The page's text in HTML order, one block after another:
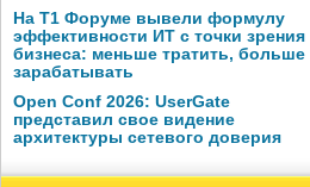
На Т1 Форуме вывели формулу
эффективности ИТ с точки зрения
бизнеса: меньше тратить, больше
зарабатывать
Open Conf 2026: UserGate
представил свое видение
архитектуры сетевого доверия